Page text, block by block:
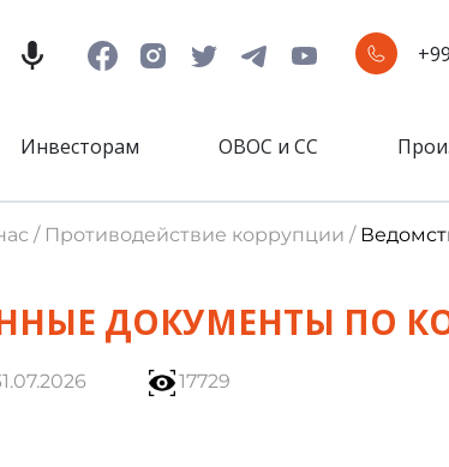
Инвесторам ОВОС и СС
/ Противодействие коррупции /
ДОКУМЕНТЫ ПО
17729